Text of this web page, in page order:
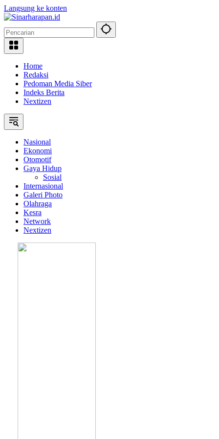
Langsung ke konten
Home
Redaksi
Pedoman Media Siber
Indeks Berita
Nextizen
Nasional
Ekonomi
Otomotif
Gaya Hidup
Sosial
Internasional
Galeri Photo
Olahraga
Kesra
Network
Nextizen